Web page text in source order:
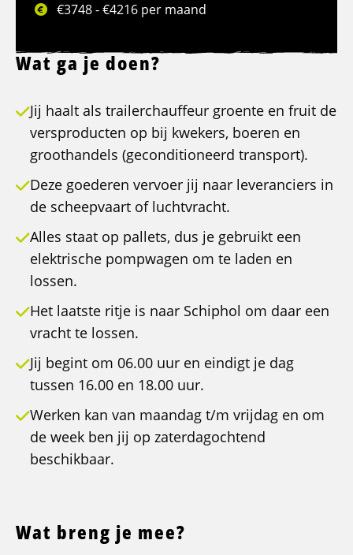
€3748 - €4216 per maand
Wat ga je doen?
Jij haalt als trailerchauffeur groente en fruit de
versproducten op bij kwekers, boeren en
groothandels (geconditioneerd transport).
Deze goederen vervoer jij naar leveranciers in
de scheepvaart of luchtvracht.
Alles staat op pallets, dus je gebruikt een
elektrische pompwagen om te laden en
lossen.
Het laatste ritje is naar Schiphol om daar een
vracht te lossen.
Jij begint om 06.00 uur en eindigt je dag
tussen 16.00 en 18.00 uur.
Werken kan van maandag t/m vrijdag en om
de week ben jij op zaterdagochtend
beschikbaar.
Wat breng je mee?